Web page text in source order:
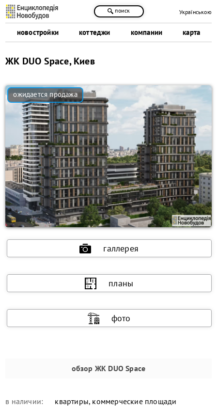
новостройки коттеджи компании карта
поиск Українською
ЖК DUO Space, Киев
галлерея
планы
фото
обзор ЖК DUO Space
в наличии: квартиры, коммерческие площади